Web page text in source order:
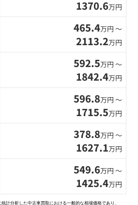
1370.6万円
465.4万円 〜
2113.2万円
592.5万円 〜
1842.4万円
596.8万円 〜
1715.5万円
378.8万円 〜
1627.1万円
549.6万円 〜
1425.4万円
計分析した中古車買取における一般的な相場価格であり、